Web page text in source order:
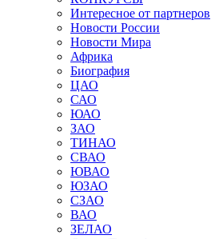
Интересное от партнеров
Новости России
Новости Мира
Африка
Биография
ЦАО
САО
ЮАО
ЗАО
ТИНАО
СВАО
ЮВАО
ЮЗАО
СЗАО
ВАО
ЗЕЛАО